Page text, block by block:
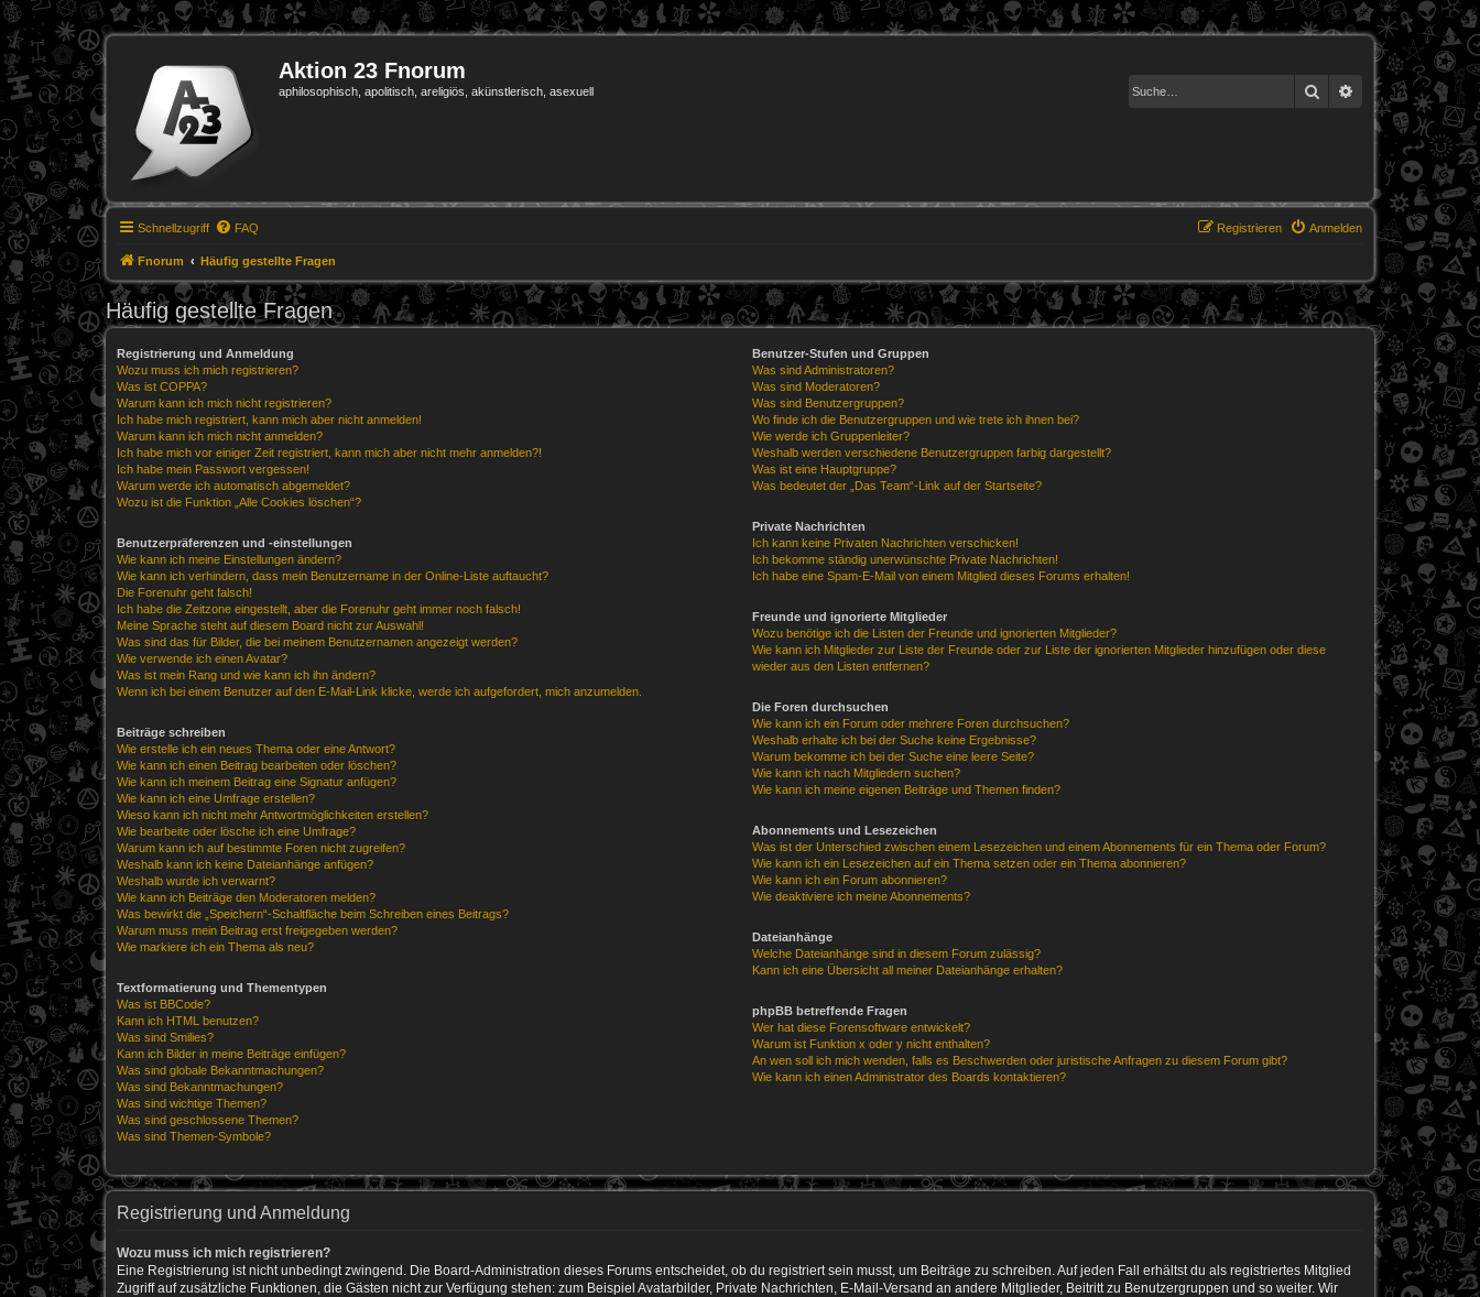
Aktion 23 Fnorum
aphilosophisch, apolitisch, areligiös, akünstlerisch, asexuell Suche Erweiterte Suche
Schnellzugriff FAQ Anmelden
Registrieren
Fnorum Häufig gestellte Fragen
Häufig gestellte Fragen
Registrierung und Anmeldung
Wozu muss ich mich registrieren?
Was ist COPPA?
Warum kann ich mich nicht registrieren?
Ich habe mich registriert, kann mich aber nicht anmelden!
Warum kann ich mich nicht anmelden?
Ich habe mich vor einiger Zeit registriert, kann mich aber nicht mehr anmelden?!
Ich habe mein Passwort vergessen!
Warum werde ich automatisch abgemeldet?
Wozu ist die Funktion „Alle Cookies löschen“?
Benutzerpräferenzen und -einstellungen
Wie kann ich meine Einstellungen ändern?
Wie kann ich verhindern, dass mein Benutzername in der Online-Liste auftaucht?
Die Forenuhr geht falsch!
Ich habe die Zeitzone eingestellt, aber die Forenuhr geht immer noch falsch!
Meine Sprache steht auf diesem Board nicht zur Auswahl!
Was sind das für Bilder, die bei meinem Benutzernamen angezeigt werden?
Wie verwende ich einen Avatar?
Was ist mein Rang und wie kann ich ihn ändern?
Wenn ich bei einem Benutzer auf den E-Mail-Link klicke, werde ich aufgefordert, mich anzumelden.
Beiträge schreiben
Wie erstelle ich ein neues Thema oder eine Antwort?
Wie kann ich einen Beitrag bearbeiten oder löschen?
Wie kann ich meinem Beitrag eine Signatur anfügen?
Wie kann ich eine Umfrage erstellen?
Wieso kann ich nicht mehr Antwortmöglichkeiten erstellen?
Wie bearbeite oder lösche ich eine Umfrage?
Warum kann ich auf bestimmte Foren nicht zugreifen?
Weshalb kann ich keine Dateianhänge anfügen?
Weshalb wurde ich verwarnt?
Wie kann ich Beiträge den Moderatoren melden?
Was bewirkt die „Speichern“-Schaltfläche beim Schreiben eines Beitrags?
Warum muss mein Beitrag erst freigegeben werden?
Wie markiere ich ein Thema als neu?
Textformatierung und Thementypen
Was ist BBCode?
Kann ich HTML benutzen?
Was sind Smilies?
Kann ich Bilder in meine Beiträge einfügen?
Was sind globale Bekanntmachungen?
Was sind Bekanntmachungen?
Was sind wichtige Themen?
Was sind geschlossene Themen?
Was sind Themen-Symbole?
Benutzer-Stufen und Gruppen
Was sind Administratoren?
Was sind Moderatoren?
Was sind Benutzergruppen?
Wo finde ich die Benutzergruppen und wie trete ich ihnen bei?
Wie werde ich Gruppenleiter?
Weshalb werden verschiedene Benutzergruppen farbig dargestellt?
Was ist eine Hauptgruppe?
Was bedeutet der „Das Team“-Link auf der Startseite?
Private Nachrichten
Ich kann keine Privaten Nachrichten verschicken!
Ich bekomme ständig unerwünschte Private Nachrichten!
Ich habe eine Spam-E-Mail von einem Mitglied dieses Forums erhalten!
Freunde und ignorierte Mitglieder
Wozu benötige ich die Listen der Freunde und ignorierten Mitglieder?
Wie kann ich Mitglieder zur Liste der Freunde oder zur Liste der ignorierten Mitglieder hinzufügen oder diese
wieder aus den Listen entfernen?
Die Foren durchsuchen
Wie kann ich ein Forum oder mehrere Foren durchsuchen?
Weshalb erhalte ich bei der Suche keine Ergebnisse?
Warum bekomme ich bei der Suche eine leere Seite?
Wie kann ich nach Mitgliedern suchen?
Wie kann ich meine eigenen Beiträge und Themen finden?
Abonnements und Lesezeichen
Was ist der Unterschied zwischen einem Lesezeichen und einem Abonnements für ein Thema oder Forum?
Wie kann ich ein Lesezeichen auf ein Thema setzen oder ein Thema abonnieren?
Wie kann ich ein Forum abonnieren?
Wie deaktiviere ich meine Abonnements?
Dateianhänge
Welche Dateianhänge sind in diesem Forum zulässig?
Kann ich eine Übersicht all meiner Dateianhänge erhalten?
phpBB betreffende Fragen
Wer hat diese Forensoftware entwickelt?
Warum ist Funktion x oder y nicht enthalten?
An wen soll ich mich wenden, falls es Beschwerden oder juristische Anfragen zu diesem Forum gibt?
Wie kann ich einen Administrator des Boards kontaktieren?
Registrierung und Anmeldung
Wozu muss ich mich registrieren?
Eine Registrierung ist nicht unbedingt zwingend. Die Board-Administration dieses Forums entscheidet, ob du registriert sein musst, um Beiträge zu schreiben. Auf jeden Fall erhältst du als registriertes Mitglied
Zugriff auf zusätzliche Funktionen, die Gästen nicht zur Verfügung stehen: zum Beispiel Avatarbilder, Private Nachrichten, E-Mail-Versand an andere Mitglieder, Beitritt zu Benutzergruppen und so weiter. Wir